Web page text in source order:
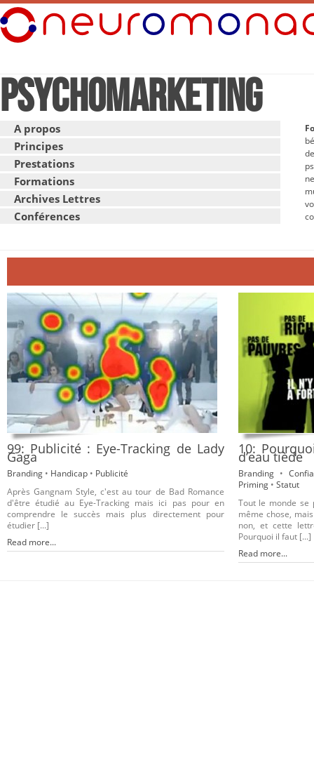
Psychomarketing
A propos
Principes
Prestations
Formations
Archives Lettres
Conférences
99: Publicité : Eye-Tracking de Lady
Gaga
Branding• Handicap• Publicité
Après Gangnam Style, c'est au tour de Bad Romance
d'être étudié au Eye-Tracking mais ici pas pour en
comprendre le succès mais plus directement pour
étudier [...]
Read more...
10:
d’eau tiède
Branding•
Priming• Statut
Tout le monde se
même chose,
non, et cette
Pourquoi il faut [...]
Read more...